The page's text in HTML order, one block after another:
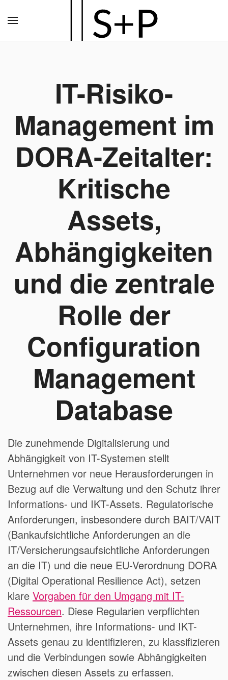
Hauptinhalt
IT-Risiko-
Management im
DORA-Zeitalter:
Kritische
Assets,
Abhängigkeiten
und die zentrale
Rolle der
Configuration
Management
Database
Die zunehmende Digitalisierung und
Abhängigkeit von IT-Systemen stellt
Unternehmen vor neue Herausforderungen in
Bezug auf die Verwaltung und den Schutz ihrer
Informations- und IKT-Assets. Regulatorische
Anforderungen, insbesondere durch BAIT/VAIT
(Bankaufsichtliche Anforderungen an die
IT/Versicherungsaufsichtliche Anforderungen
an die IT) und die neue EU-Verordnung DORA
(Digital Operational Resilience Act), setzen
klare Vorgaben für den Umgang mit IT-
Ressourcen. Diese Regularien verpflichten
Unternehmen, ihre Informations- und IKT-
Assets genau zu identifizieren, zu klassifizieren
und die Verbindungen sowie Abhängigkeiten
zwischen diesen Assets zu erfassen.